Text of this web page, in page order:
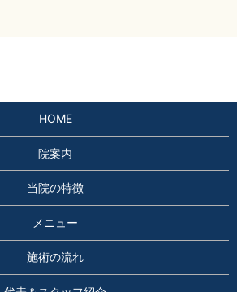
HOME
院案内
当院の特徴
メニュー
施術の流れ